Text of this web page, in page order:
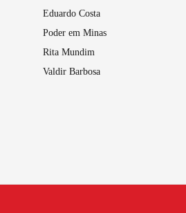
Eduardo Costa
Poder em Minas
Rita Mundim
Valdir Barbosa